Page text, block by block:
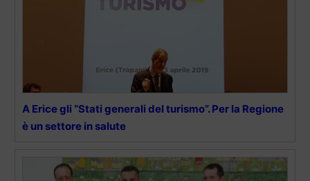
A Erice gli “Stati generali del turismo”. Per la Regione
è un settore in salute